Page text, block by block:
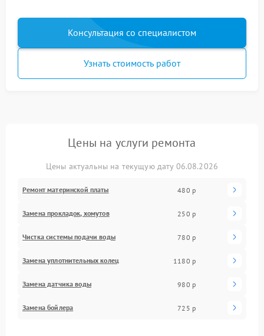
Консультация со специалистом
Узнать стоимость работ
Цены на услуги ремонта
Цены актуальны на текущую дату 06.08.2026
Ремонт материнской платы 480 р
Замена прокладок, хомутов 250 р
Чистка системы подачи воды 780 р
Замена уплотнительных колец 1180 р
Замена датчика воды 980 р
Замена бойлера 725 р